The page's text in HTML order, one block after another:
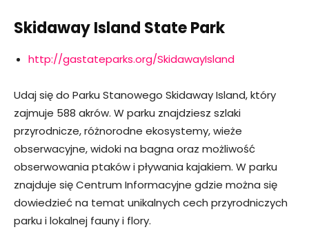
Skidaway Island State Park
http://gastateparks.org/SkidawayIsland
Udaj się do Parku Stanowego Skidaway Island, który
zajmuje 588 akrów. W parku znajdziesz szlaki
przyrodnicze, różnorodne ekosystemy, wieże
obserwacyjne, widoki na bagna oraz możliwość
obserwowania ptaków i pływania kajakiem. W parku
znajduje się Centrum Informacyjne gdzie można się
dowiedzieć na temat unikalnych cech przyrodniczych
parku i lokalnej fauny i flory.